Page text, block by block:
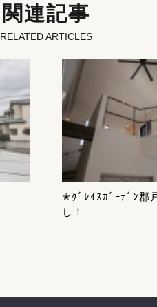
関連記事
RELATED ARTICLES
✭ｸﾞﾚｲｽｶﾞｰﾃﾞﾝ郡
し！